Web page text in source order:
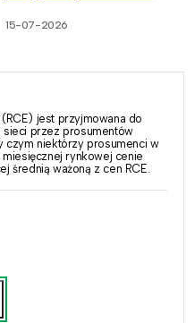
15-07-2026
jest przyjmowana do
przez prosumentów
czym niektórzy prosumenci w
rynkowej cenie
średnią ważoną z cen RCE.